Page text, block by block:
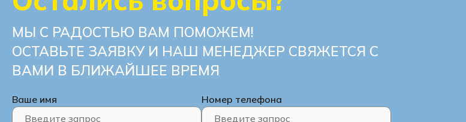
МЫ С РАДОСТЬЮ ВАМ ПОМОЖЕМ!
ОСТАВЬТЕ ЗАЯВКУ И НАШ МЕНЕДЖЕР СВЯЖЕТСЯ С
ВАМИ В БЛИЖАЙШЕЕ ВРЕМЯ
Ваше имя Номер телефона